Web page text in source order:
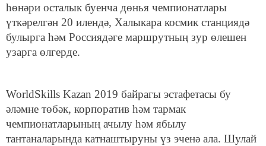
һөнәри осталык буенча дөнья чемпионатлары
үткәрелгән 20 илендә, Халыкара космик станциядә
булырга һәм Россиядәге маршрутның зур өлешен
узарга өлгерде.
WorldSkills Kazan 2019 байрагы эстафетасы бу
әләмне төбәк, корпоратив һәм тармак
чемпионатларының ачылу һәм ябылу
тантаналарында катнаштыруны үз эченә ала. Шулай